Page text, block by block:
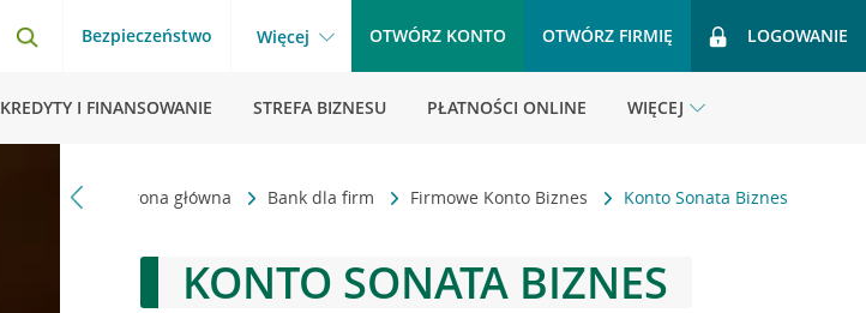
Bezpieczeństwo Więcej OTWÓRZ KONTO OTWÓRZ FIRMIĘ LOGOWANIE
KREDYTY I FINANSOWANIE STREFA BIZNESU PŁATNOŚCI ONLINE WIĘCEJ
Strona główna Bank dla firm Firmowe Konto Biznes Konto Sonata Biznes
KONTO SONATA BIZNES